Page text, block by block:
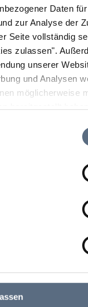
Daten
zur Analyse der
Seite vollständig
zulassen".
unserer
und Analysen
möglicherweise
für die kleinen